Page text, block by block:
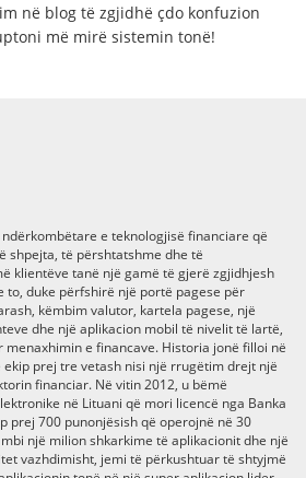
në blog të zgjidhë çdo konfuzion
më mirë sistemin tonë!
e teknologjisë financiare që
shpejta, të përshtatshme dhe të
klientëve tanë një gamë të gjerë zgjidhjesh
to, duke përfshirë një portë pagese për
këmbim valutor, kartela pagese, një
dhe një aplikacion mobil të nivelit të lartë,
e financave. Historia jonë filloi në
ekip prej tre vetash nisi një rrugëtim drejt një
financiar. Në vitin 2012, u bëmë
në Lituani që mori licencë nga Banka
prej 700 punonjësish që operojnë në 30
një milion shkarkime të aplikacionit dhe një
vazhdimisht, jemi të përkushtuar të shtyjmë